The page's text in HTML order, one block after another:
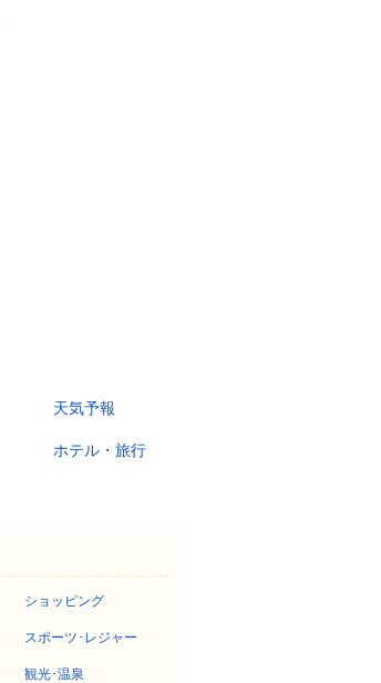
天気予報
ホテル・旅行
ショッピング
スポーツ･レジャー
観光･温泉